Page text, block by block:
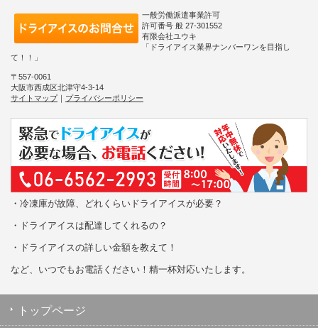
一般労働派遣事業許可
許可番号 般 27-301552
有限会社ユウキ
「ドライアイス業界ナンバーワンを目指し
て！！」
〒557-0061
大阪市西成区北津守4-3-14
サイトマップ｜ プライバシーポリシー
・冷凍庫が故障、どれくらいドライアイスが必要？
・ドライアイスは配達してくれるの？
・ドライアイスの詳しい金額を教えて！
など、いつでもお電話ください！精一杯対応いたします。
トップページ